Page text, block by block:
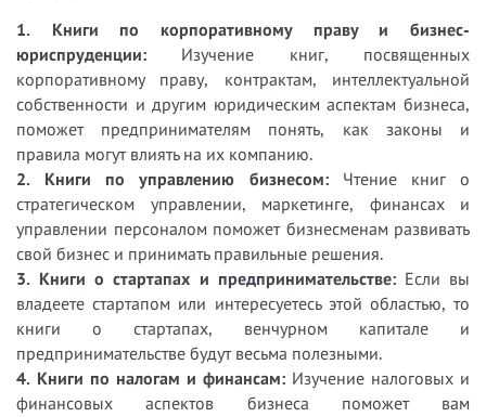
1. Книги по корпоративному праву и бизнес-
юриспруденции: Изучение книг, посвященных
корпоративному праву, контрактам, интеллектуальной
собственности и другим юридическим аспектам бизнеса,
поможет предпринимателям понять, как законы и
правила могут влиять на их компанию.
2. Книги по управлению бизнесом:Чтение книг о
стратегическом управлении, маркетинге, финансах и
управлении персоналом поможет бизнесменам развивать
свой бизнес и принимать правильные решения.
3. Книги о стартапах и предпринимательстве:Если вы
владеете стартапом или интересуетесь этой областью, то
книги о стартапах, венчурном капитале и
предпринимательстве будут весьма полезными.
4. Книги по налогам и финансам: Изучение налоговых и
финансовых аспектов бизнеса поможет вам